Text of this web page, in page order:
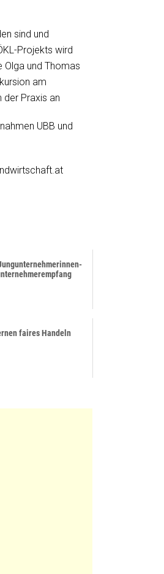
sind und
Projekts wird
Olga und Thomas
am
der Praxis an
UBB und
faires Handeln